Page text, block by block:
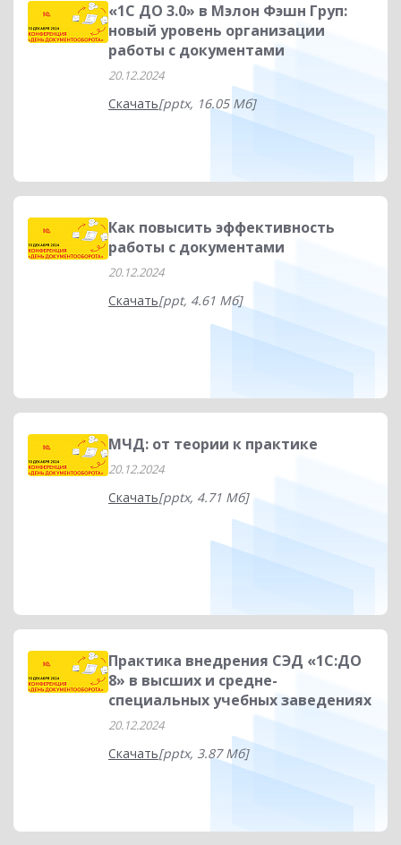
«1С ДО 3.0» в Мэлон Фэшн Груп:
новый уровень организации
работы с документами
20.12.2024
Скачать[pptx, 16.05 Мб]
Как повысить эффективность
работы с документами
20.12.2024
Скачать[ppt, 4.61 Мб]
МЧД: от теории к практике
20.12.2024
Скачать[pptx, 4.71 Мб]
Практика внедрения СЭД «1С:ДО
8» в высших и средне-
специальных учебных заведениях
20.12.2024
Скачать[pptx, 3.87 Мб]